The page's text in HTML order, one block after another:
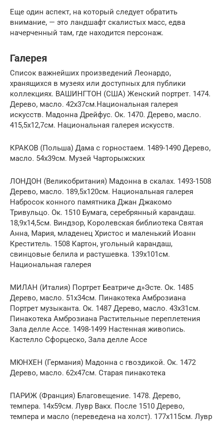
Еще один аспект, на который следует обратить
внимание, — это ландшафт скалистых масс, едва
начерченный там, где находится персонаж.
Галерея
Список важнейших произведений Леонардо,
хранящихся в музеях или доступных для публики
коллекциях. ВАШИНГТОН (США) Женский портрет. 1474.
Дерево, масло. 42х37см.Национальная галерея
искусств. Мадонна Дрейфус. Ок. 1470. Дерево, масло.
415,5х12,7см. Национальная галерея искусств.
КРАКОВ (Польша) Дама с горностаем. 1489-1490 Дерево,
масло. 54х39см. Музей Чарторыжских
ЛОНДОН (Великобритания) Мадонна в скалах. 1493-1508
Дерево, масло. 189,5х120см. Национальная галерея
Набросок конного памятника Джан Джакомо
Тривульцо. Ок. 1510 Бумага, серебрянный карандаш.
18,9х14,5см. Виндзор, Королевская библиотека Святая
Анна, Мария, младенец Христос и маленький Иоанн
Креститель. 1508 Картон, угольный карандаш,
свинцовые белила и растушевка. 139х101см.
Национальная галерея
МИЛАН (Италия) Портрет Беатриче д»Эсте. Ок. 1485
Дерево, масло. 51х34см. Пинакотека Амброзиана
Портрет музыканта. Ок. 1487 Дерево, масло. 43х31см.
Пинакотека Амброзиана Растительные переплетения
Зала делле Ассе. 1498-1499 Настенная живопись.
Кастелло Сфорцеско, Зала делле Ассе
МЮНХЕН (Германия) Мадонна с гвоздикой. Ок. 1472
Дерево, масло. 62х47см. Старая пинакотека
ПАРИЖ (Франция) Благовещение. 1478. Дерево,
темпера. 14х59см. Лувр Вакх. После 1510 Дерево,
темпера и масло (переведена на холст). 177х115см. Лувр